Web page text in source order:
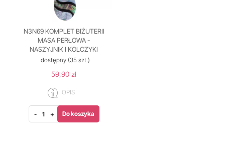
N3N69 KOMPLET BIŻUTERII
MASA PERŁOWA -
NASZYJNIK I KOLCZYKI
dostępny(35 szt.)
59,90 zł
OPIS
- + Do koszyka